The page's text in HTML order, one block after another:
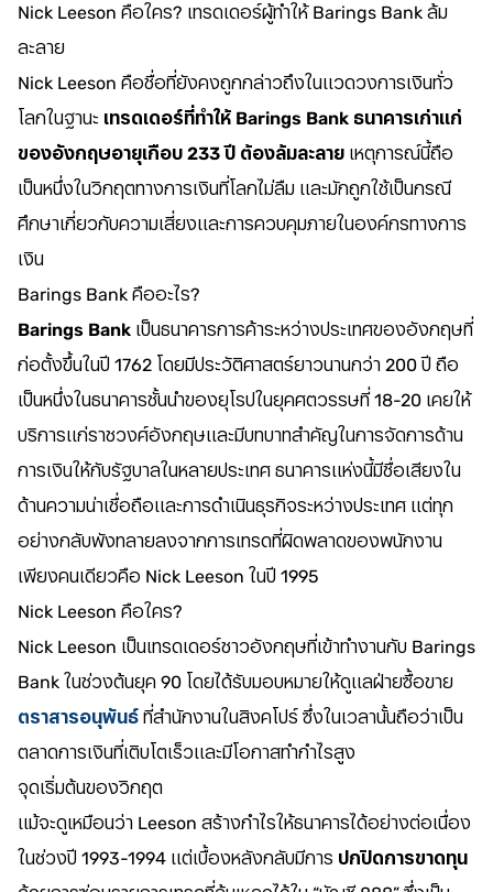
Nick Leeson คือใคร? เทรดเดอร์ผู้ทำให้ Barings Bank ล้ม
ละลาย
Nick Leeson คือชื่อที่ยังคงถูกกล่าวถึงในแวดวงการเงินทั่ว
โลกในฐานะ เทรดเดอร์ที่ทำให้ Barings Bank ธนาคารเก่าแก่
ของอังกฤษอายุเกือบ 233 ปี ต้องล้มละลาย เหตุการณ์นี้ถือ
เป็นหนึ่งในวิกฤตทางการเงินที่โลกไม่ลืม และมักถูกใช้เป็นกรณี
ศึกษาเกี่ยวกับความเสี่ยงและการควบคุมภายในองค์กรทางการ
เงิน
Barings Bank คืออะไร?
Barings Bank เป็นธนาคารการค้าระหว่างประเทศของอังกฤษที่
ก่อตั้งขึ้นในปี 1762 โดยมีประวัติศาสตร์ยาวนานกว่า 200 ปี ถือ
เป็นหนึ่งในธนาคารชั้นนำของยุโรปในยุคศตวรรษที่ 18-20 เคยให้
บริการแก่ราชวงศ์อังกฤษและมีบทบาทสำคัญในการจัดการด้าน
การเงินให้กับรัฐบาลในหลายประเทศ ธนาคารแห่งนี้มีชื่อเสียงใน
ด้านความน่าเชื่อถือและการดำเนินธุรกิจระหว่างประเทศ แต่ทุก
อย่างกลับพังทลายลงจากการเทรดที่ผิดพลาดของพนักงาน
เพียงคนเดียวคือ Nick Leeson ในปี 1995
Nick Leeson คือใคร?
Nick Leeson เป็นเทรดเดอร์ชาวอังกฤษที่เข้าทำงานกับ Barings
Bank ในช่วงต้นยุค 90 โดยได้รับมอบหมายให้ดูแลฝ่ายซื้อขาย
ตราสารอนุพันธ์ ที่สำนักงานในสิงคโปร์ ซึ่งในเวลานั้นถือว่าเป็น
ตลาดการเงินที่เติบโตเร็วและมีโอกาสทำกำไรสูง
จุดเริ่มต้นของวิกฤต
แม้จะดูเหมือนว่า Leeson สร้างกำไรให้ธนาคารได้อย่างต่อเนื่อง
ในช่วงปี 1993-1994 แต่เบื้องหลังกลับมีการ ปกปิดการขาดทุน